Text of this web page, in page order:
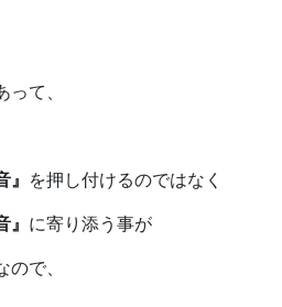
って、
』 を押し付けるのではなく
』 に寄り添う事が
で、